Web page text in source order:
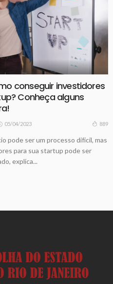
conseguir investidores
Conheça alguns
05/04/2023 889
pode ser um processo difícil, mas
para sua startup pode ser
explica...